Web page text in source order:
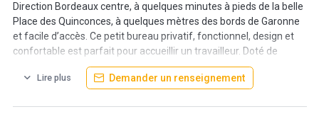
Direction Bordeaux centre, à quelques minutes à pieds de la belle
Place des Quinconces, à quelques mètres des bords de Garonne
et facile d’accès. Ce petit bureau privatif, fonctionnel, design et
confortable est parfait pour accueillir un travailleur. Doté de
mobilier de rangement classieux, un fauteuil confortable, les
diffuseurs LED permettent de gérer la couleur et l'intensité de la
Lire plus Demander un renseignement